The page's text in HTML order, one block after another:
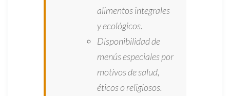
alimentos integrales
y ecológicos.
Disponibilidad de
menús especiales por
motivos de salud,
éticos o religiosos.